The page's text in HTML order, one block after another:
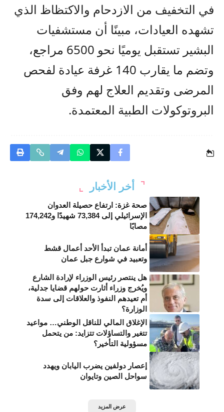
في التخفيف من الازدحام والاكتظاظ الذي
تشهده العيادات، مبينًا أن مستشفيات
البشير تستقبل يوميًا نحو 6500 مراجع،
وتضم ما يقارب 140 غرفة عيادة لفحص
المرضى وتقديم العلاج لهم وفق
البروتوكولات الطبية المعتمدة.
أخر الأخبار
صحة غزة: ارتفاع حصيلة العدوان
الإسرائيلي إلى 73,384 شهيدًا و174,242
مصابًا
أمانة عمان تبدأ الأحد أعمال قشط
وتعبيد في شوارع جبل عمان
هل ينتصر رئيس الوزراء لإرادة الشارع
ويُخرج وزراء أثارت حولهم قضايا جدلية،
أم تعيدهم النفوذ والعلاقات إلى سدة
الوزارة؟
الإغلاق المالي للناقل الوطني… مواعيد
تتغير والتساؤلات تتزايد: من يتحمل
مسؤولية التأخير؟
إعصار دولفين يضرب اليابان ويهدد
سواحل الصين وتايوان
عرض المزيد